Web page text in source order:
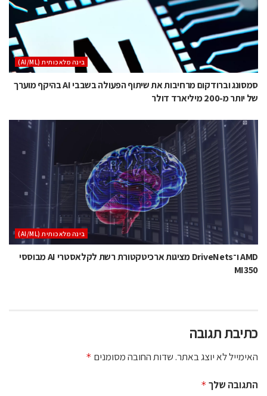
בינה מלאכותית (AI/ML)
סמסונג וברודקום מרחיבות את שיתוף הפעולה בשבבי AI בהיקף מוערך
של יותר מ-200 מיליארד דולר
בינה מלאכותית (AI/ML)
AMD ו־DriveNets מציגות ארכיטקטורת רשת לקלאסטרי AI מבוססי
MI350
כתיבת תגובה
האימייל לא יוצג באתר.שדות החובה מסומנים *
התגובה שלך *